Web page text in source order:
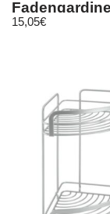
Fadengardine
15,05€